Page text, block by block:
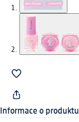
Informace o produktu